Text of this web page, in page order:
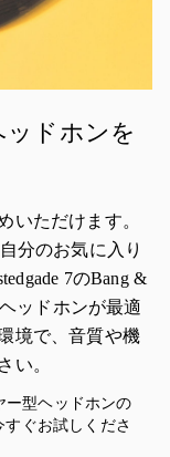
ッドホンを
いただけます。
分のお気に入り
7のBang &
ッドホンが最適
境で、音質や機
い。
ー型ヘッドホンの
すぐお試しくださ